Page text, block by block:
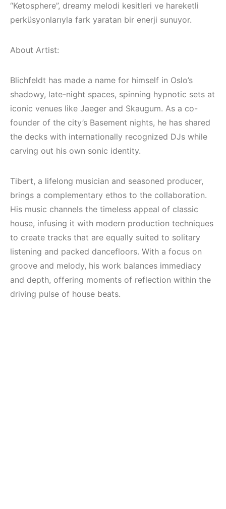
Müzik
2023 –
Marmaris /
Kuşadası /
Downtempo)
HEMEN İNCELE
“Ketosphere”, dreamy melodi kesitleri ve hareketli
perküsyonlarıyla fark yaratan bir enerji sunuyor.
About Artist:
Blichfeldt has made a name for himself in Oslo’s
shadowy, late-night spaces, spinning hypnotic sets at
iconic venues like Jaeger and Skaugum. As a co-
founder of the city’s Basement nights, he has shared
the decks with internationally recognized DJs while
carving out his own sonic identity.
Tibert, a lifelong musician and seasoned producer,
brings a complementary ethos to the collaboration.
His music channels the timeless appeal of classic
house, infusing it with modern production techniques
to create tracks that are equally suited to solitary
listening and packed dancefloors. With a focus on
groove and melody, his work balances immediacy
and depth, offering moments of reflection within the
driving pulse of house beats.